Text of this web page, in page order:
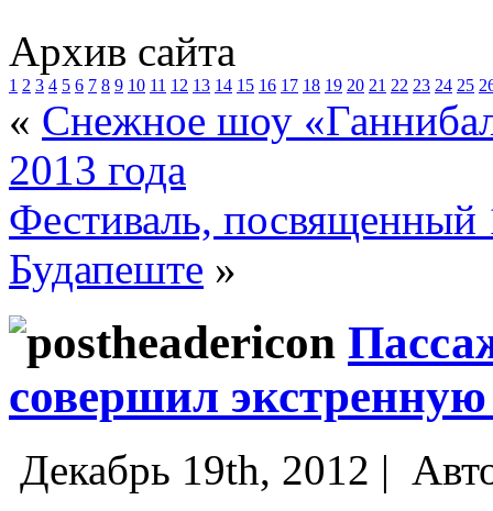
Архив сайта
1 2 3 4 5 6 7 8 9 10 11 12 13 14 15 16 17 18 19 20 21 22 23 24 25
« Снежное шоу
2013 года
Фестиваль, посвященный
Будапеште »
совершил
Декабрь 19th, 2012 |